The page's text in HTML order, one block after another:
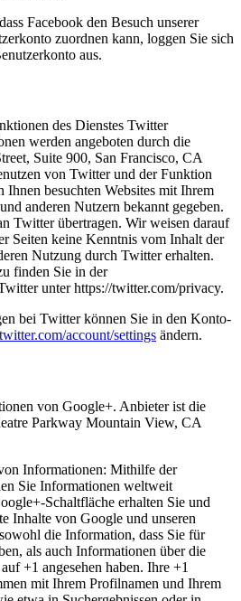
Facebook den Besuch unserer
zuordnen kann, loggen Sie sich
aus.
des Dienstes Twitter
werden angeboten durch die
Suite 900, San Francisco, CA
von Twitter und der Funktion
Ihnen besuchten Websites mit Ihrem
anderen Nutzern bekannt gegeben.
Twitter übertragen. Wir weisen darauf
Seiten keine Kenntnis vom Inhalt der
Nutzung durch Twitter erhalten.
finden Sie in der
unter https://twitter.com/privacy.
bei Twitter können Sie in den Konto-
account/settings ändern.
von Google+. Anbieter ist die
Parkway Mountain View, CA
Informationen: Mithilfe der
Sie Informationen weltweit
Schaltfläche erhalten Sie und
Inhalte von Google und unseren
die Information, dass Sie für
als auch Informationen über die
+1 angesehen haben. Ihre +1
mit Ihrem Profilnamen und Ihrem